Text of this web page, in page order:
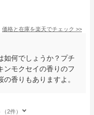
価格と在庫を楽天でチェック >>
如何でしょうか？プチ
ンモクセイの香りのフ
香りもありますよ。
2件）